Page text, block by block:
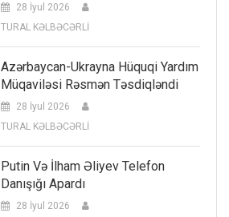
28 İyul 2026
TURAL KƏLBƏCƏRLİ
Azərbaycan-Ukrayna Hüquqi Yardım
Müqaviləsi Rəsmən Təsdiqləndi
28 İyul 2026
TURAL KƏLBƏCƏRLİ
Putin Və İlham Əliyev Telefon
Danışığı Apardı
28 İyul 2026